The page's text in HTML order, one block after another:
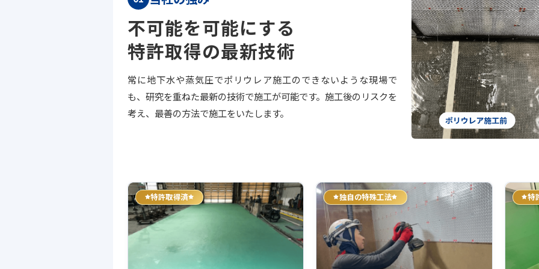
不可能を可能にする
特許取得の最新技術
常に地下水や蒸気圧でポリウレア施工のできないような現場で
も、研究を重ねた最新の技術で施工が可能です。施工後のリスクを
考え、最善の方法で施工をいたします。
特許取得済 独自の特殊工法 特